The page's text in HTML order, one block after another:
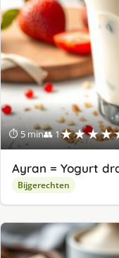
⏱ 5 min👥 1
Ayran = Yogurt
Bijgerechten